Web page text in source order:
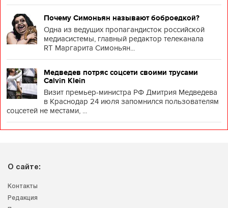
Почему Симоньян называют боброедкой?
Одна из ведущих пропагандисток российской
медиасистемы, главный редактор телеканала
RT Маргарита Симоньян...
Медведев потряс соцсети своими трусами
Calvin Klein
Визит премьер-министра РФ Дмитрия Медведева
в Краснодар 24 июля запомнился пользователям
соцсетей не местами, ...
О сайте:
Контакты
Редакция